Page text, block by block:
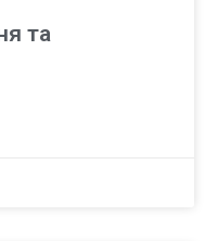
та